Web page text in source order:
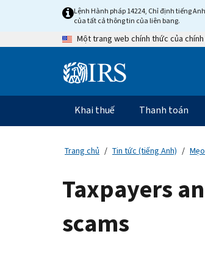
content
Lệnh Hành pháp 14224, Chỉ định tiếng
của tất cả thông tin của liên bang.
Một trang web chính thức của chính
Information
Điều
hướng
chính
Khai thuế Thanh toán
Trang chủ Tin tức (tiếng Anh)
Taxpayers
scams